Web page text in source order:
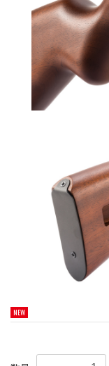
NEW